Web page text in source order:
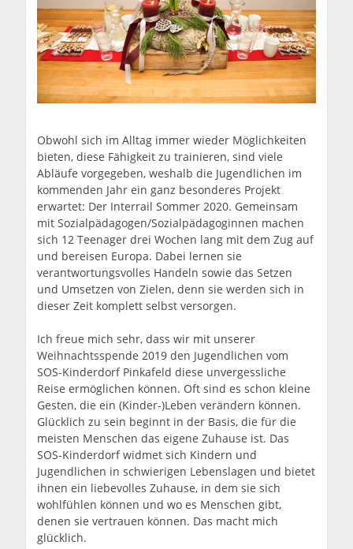
Obwohl sich im Alltag immer wieder Möglichkeiten
bieten, diese Fähigkeit zu trainieren, sind viele
Abläufe vorgegeben, weshalb die Jugendlichen im
kommenden Jahr ein ganz besonderes Projekt
erwartet: Der Interrail Sommer 2020. Gemeinsam
mit Sozialpädagogen/Sozialpädagoginnen machen
sich 12 Teenager drei Wochen lang mit dem Zug auf
und bereisen Europa. Dabei lernen sie
verantwortungsvolles Handeln sowie das Setzen
und Umsetzen von Zielen, denn sie werden sich in
dieser Zeit komplett selbst versorgen.
Ich freue mich sehr, dass wir mit unserer
Weihnachtsspende 2019 den Jugendlichen vom
SOS-Kinderdorf Pinkafeld diese unvergessliche
Reise ermöglichen können. Oft sind es schon kleine
Gesten, die ein (Kinder-)Leben verändern können.
Glücklich zu sein beginnt in der Basis, die für die
meisten Menschen das eigene Zuhause ist. Das
SOS-Kinderdorf widmet sich Kindern und
Jugendlichen in schwierigen Lebenslagen und bietet
ihnen ein liebevolles Zuhause, in dem sie sich
wohlfühlen können und wo es Menschen gibt,
denen sie vertrauen können. Das macht mich
glücklich.